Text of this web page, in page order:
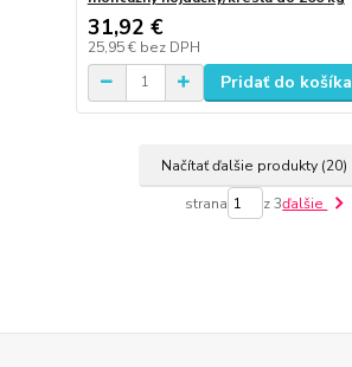
31,92 €
25,95 € bez DPH
Pridať do košíka
Načítať ďalšie produkty (20)
strana z 3ďalšie